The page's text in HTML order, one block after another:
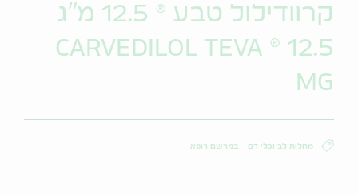
קרוודילול טבע ® 12.5 מ"ג
CARVEDILOL TEVA ® 12.5
MG
מחלות לב וכלי דם במרשם רופא